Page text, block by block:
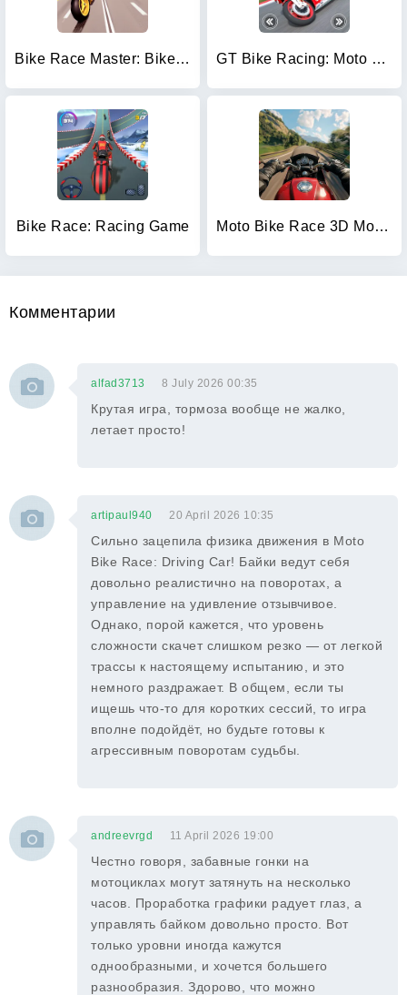
Bike Race Master: Bike Racing GT Bike Racing: Moto Bike Game
Bike Race: Racing Game Moto Bike Race 3D Motorcycles
Комментарии
alfad3713 8 July 2026 00:35
Крутая игра, тормоза вообще не жалко,
летает просто!
artipaul940 20 April 2026 10:35
Сильно зацепила физика движения в Moto
Bike Race: Driving Car! Байки ведут себя
довольно реалистично на поворотах, а
управление на удивление отзывчивое.
Однако, порой кажется, что уровень
сложности скачет слишком резко — от легкой
трассы к настоящему испытанию, и это
немного раздражает. В общем, если ты
ищешь что-то для коротких сессий, то игра
вполне подойдёт, но будьте готовы к
агрессивным поворотам судьбы.
andreevrgd 11 April 2026 19:00
Честно говоря, забавные гонки на
мотоциклах могут затянуть на несколько
часов. Проработка графики радует глаз, а
управлять байком довольно просто. Вот
только уровни иногда кажутся
однообразными, и хочется большего
разнообразия. Здорово, что можно